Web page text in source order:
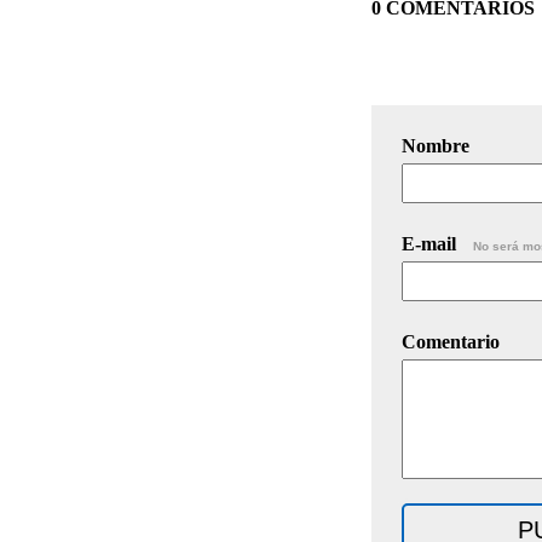
0 COMENTARIOS
Nombre
E-mail No será
Comentario